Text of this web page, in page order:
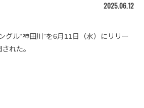
2025.06.12
グル“神田川”を6月11日（水）にリリー
れた。